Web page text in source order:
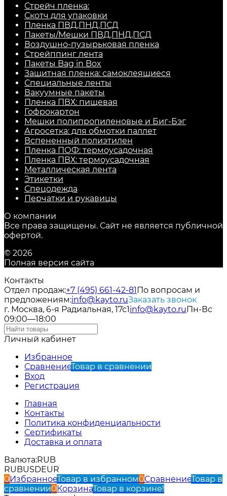
Стрейч пленка:
Скотч для упаковки
Пленка ПВД,ПНД,ПСД
Пакеты/Мешки ПВД,ПНД,ПСД
Воздушно-пузырьковая пленка
Стрейппинг лента
Пакеты Bag in Box
Защитная пленка: самоклеящиеся
Специальные ленты
Вакуумные пакеты
Пленка ПВХ: пищевая
Гофрокартон
Мешки полипропиленовые и Биг-Бэг
Агросетка: для обмотки паллет
Вспененный полиэтилен
Пленка ПОФ: термоусадочная
Пленка ПВХ: термоусадочная
Металлическая лента
Этикетки
Спецодежда
Перчатки и рукавицы
О компании
Все права защищены. Сайт не является публичной
офертой.
© 2026
Полная версия сайта
Контакты
Отдел продаж:+7 (495) 661-42-81По вопросам и
предложениям:info@kayto.ruЗаказать звонок
г. Москва, 6-я Радиальная, 17с1info@kayto.ruПн-Вс
09:00—18:00
Личный кабинет
Избранное
СравнениеТовар в сравнении
Вход
Регистрация
Главная
Контакты
Политика конфиденциальности
Сертификаты
Доставка и оплата
Валюта:RUB
RUBUSDEUR
0ИзбранноеТовар в избранном0СравнениеТовар в
сравнении0КорзинаТовар в корзине!